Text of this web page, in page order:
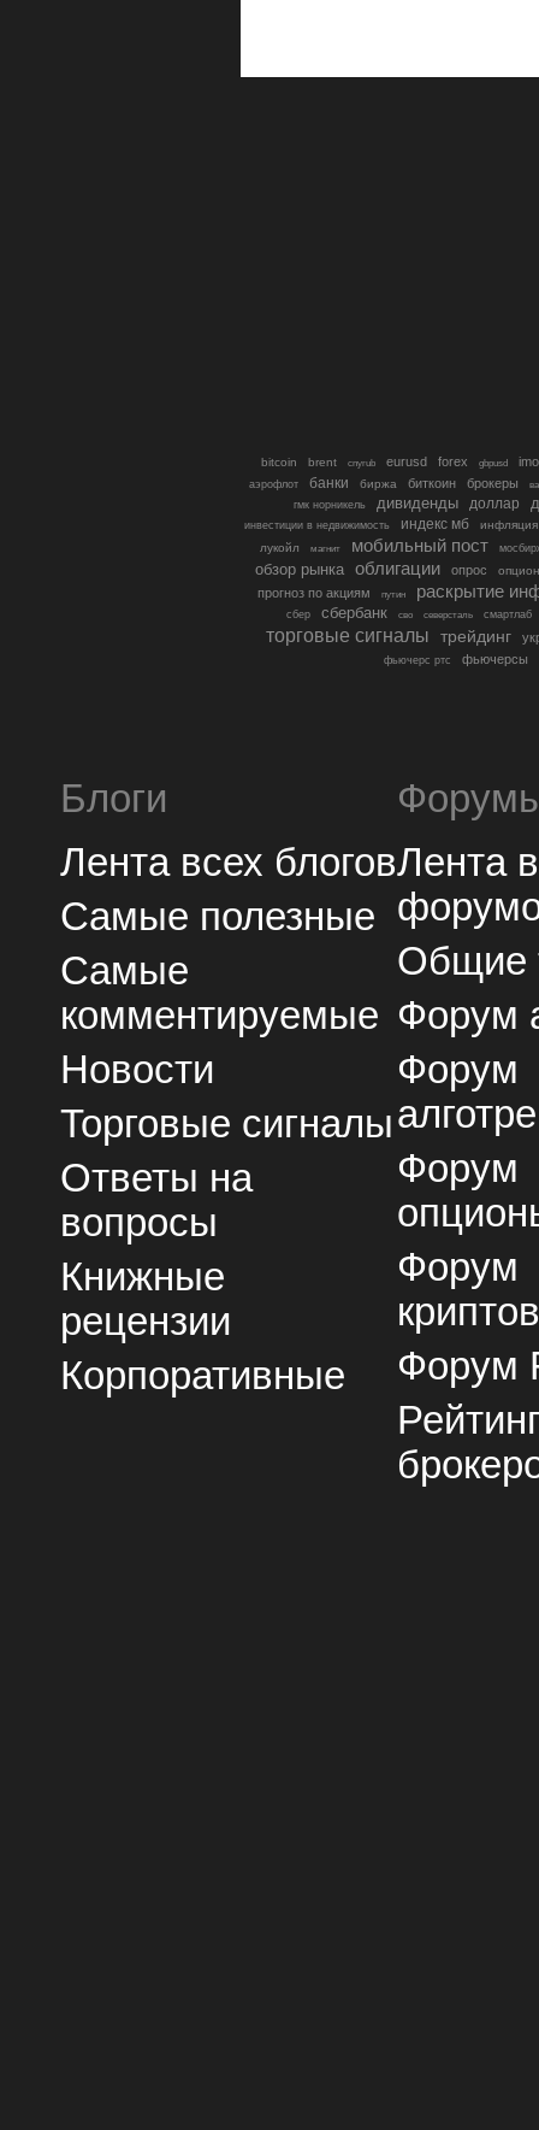
bitcoin brent cnyrub eurusd forex gbpusd
аэрофлот банки биржа биткоин брокеры
гмк норникель
дивиденды доллар
инвестиции в недвижимость индекс мб
инфляция
лукойл
магнит мобильный пост
обзор рынка облигации опрос
прогноз по акциям путин раскрытие
сбер сбербанк сво северсталь смартлаб
торговые сигналы трейдинг
фьючерс ртс фьючерсы
Блоги
Лента всех блогов
Самые полезные
Самые
комментируемые
Новости
Торговые сигналы
Ответы на
вопросы
Книжные
рецензии
Корпоративные
Лента
Общие
Форум
Форум
Форум
Форум
Форум